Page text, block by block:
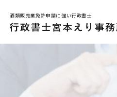
酒類販売業免許申請に強い行政書士
メインメニ
トップペー
お問合せ